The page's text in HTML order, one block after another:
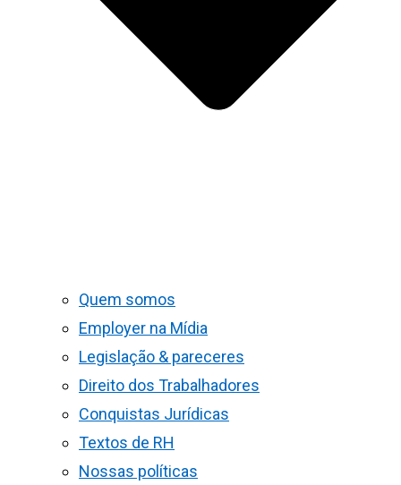
Quem somos
Employer na Mídia
Legislação & pareceres
Direito dos Trabalhadores
Conquistas Jurídicas
Textos de RH
Nossas políticas